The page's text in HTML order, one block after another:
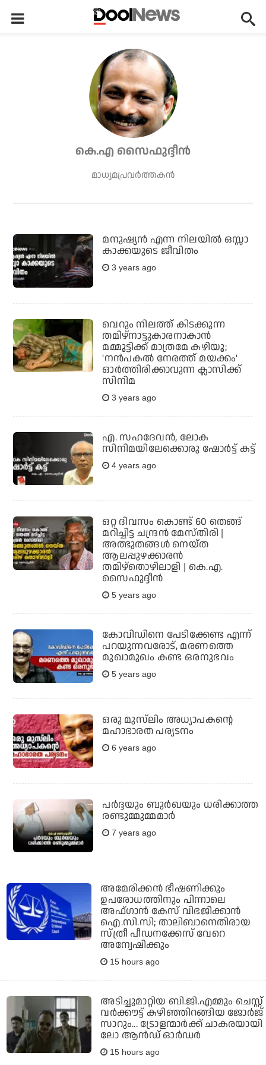
കെ.എ സൈഫുദ്ദീന്‍
മാധ്യമപ്രവര്‍ത്തകന്‍
മനുഷ്യന്‍ എന്ന നിലയില്‍ ഒസ്സാ
കാക്കയുടെ ജീവിതം
3 years ago
വെറും നിലത്ത് കിടക്കുന്ന
തമിഴ്‌നാട്ടുകാരനാകാന്‍
മമ്മൂട്ടിക്ക് മാത്രമേ കഴിയൂ;
'നന്‍പകല്‍ നേരത്ത് മയക്കം'
ഓര്‍ത്തിരിക്കാവുന്ന ക്ലാസിക്ക്
സിനിമ
3 years ago
എ. സഹദേവന്‍, ലോക
സിനിമയിലേക്കൊരു ഷോര്‍ട്ട് കട്ട്
4 years ago
ഒറ്റ ദിവസം കൊണ്ട് 60 തെങ്ങ്
മറിച്ചിട്ട ചന്ദ്രന്‍ മേസ്തിരി |
അത്ഭുതങ്ങള്‍ നെയ്ത
ആലപ്പുഴക്കാരന്‍
തമിഴ്‌തൊഴിലാളി | കെ.എ.
സൈഫുദ്ദീന്‍
5 years ago
കോവിഡിനെ പേടിക്കേണ്ട എന്ന്
പറയുന്നവരോട്, മരണത്തെ
മുഖാമുഖം കണ്ട ഒരനുഭവം
5 years ago
ഒരു മുസ്‌ലിം അധ്യാപകന്റെ
മഹാഭാരത പര്യടനം
6 years ago
പര്‍ദ്ദയും ബുര്‍ഖയും ധരിക്കാത്ത
രണ്ടുമ്മുമ്മമാര്‍
7 years ago
അമേരിക്കന്‍ ഭീഷണിക്കും
ഉപരോധത്തിനും പിന്നാലെ
അഫ്ഗാന്‍ കേസ് വിഭജിക്കാന്‍
ഐ.സി.സി; താലിബാനെതിരായ
സ്ത്രീ പീഡനക്കേസ് വേറെ
അന്വേഷിക്കും
15 hours ago
അടിച്ചുമാറ്റിയ ബി.ജി.എമ്മും ചെസ്റ്റ്
വര്‍ക്കൗട്ട് കഴിഞ്ഞിറങ്ങിയ ജോര്‍ജ്
സാറും... ട്രോളന്മാര്‍ക്ക് ചാകരയായി
ലോ ആന്‍ഡ് ഓര്‍ഡര്‍
15 hours ago